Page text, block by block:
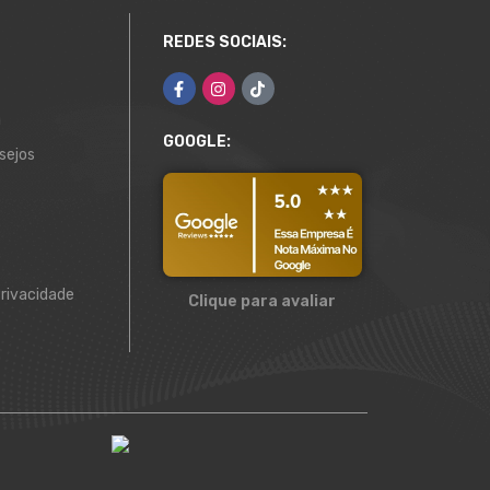
REDES SOCIAIS:
GOOGLE:
Clique para avaliar